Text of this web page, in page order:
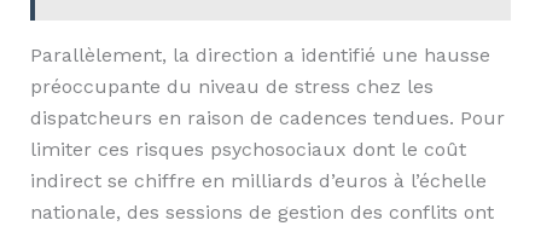
Parallèlement, la direction a identifié une hausse
préoccupante du niveau de stress chez les
dispatcheurs en raison de cadences tendues. Pour
limiter ces risques psychosociaux dont le coût
indirect se chiffre en milliards d’euros à l’échelle
nationale, des sessions de gestion des conflits ont